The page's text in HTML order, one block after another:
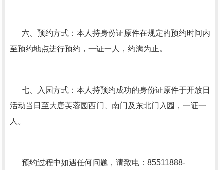
六、预约方式：本人持身份证原件在规定的预约时间内
至预约地点进行预约，一证一人，约满为止。
七、入园方式：本人持预约成功的身份证原件于开放日
活动当日至大唐芙蓉园西门、南门及东北门入园，一证一
人。
预约过程中如遇任何问题，请致电：85511888-